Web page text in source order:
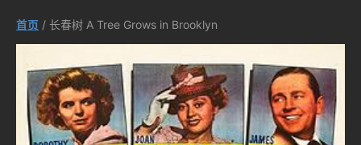
首页 / 长春树 A Tree Grows in Brooklyn